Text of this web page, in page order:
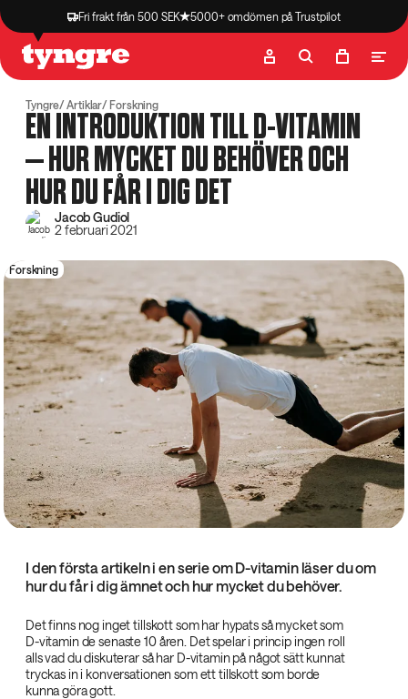
Fri frakt från 500 SEK 5000+ omdömen på Trustpilot
Butik Recept
Tyngre Artiklar Forskning
EN INTRODUKTION TILL D-VITAMIN
– HUR MYCKET DU BEHÖVER OCH
HUR DU FÅR I DIG DET
Jacob Gudiol
2 februari 2021
Forskning
I den första artikeln i en serie om D-vitamin läser du om
hur du får i dig ämnet och hur mycket du behöver.
Det finns nog inget tillskott som har hypats så mycket som
D-vitamin de senaste 10 åren. Det spelar i princip ingen roll
alls vad du diskuterar så har D-vitamin på något sätt kunnat
tryckas in i konversationen som ett tillskott som borde
kunna göra gott.